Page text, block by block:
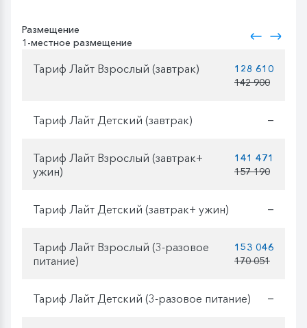
Размещение
1-местное размещение
Тариф Лайт Взрослый (завтрак)
128 610
142 900
Тариф Лайт Детский (завтрак) —
Тариф Лайт Взрослый (завтрак+
ужин)
141 471
157 190
Тариф Лайт Детский (завтрак+ ужин) —
Тариф Лайт Взрослый (3-разовое
питание)
153 046
170 051
Тариф Лайт Детский (3-разовое питание) —